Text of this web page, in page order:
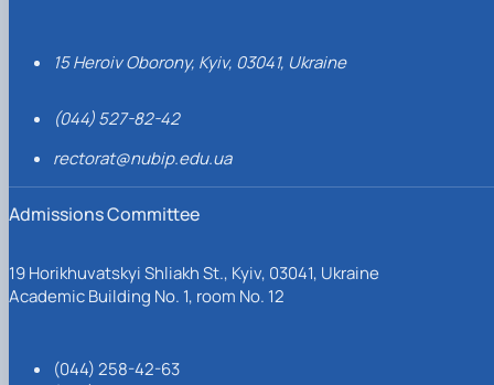
15 Heroiv Oborony, Kyiv, 03041, Ukraine
(044) 527-82-42
rectorat@nubip.edu.ua
Admissions Committee
19 Horikhuvatskyi Shliakh St., Kyiv, 03041, Ukraine
Academic Building No. 1, room No. 12
(044) 258-42-63